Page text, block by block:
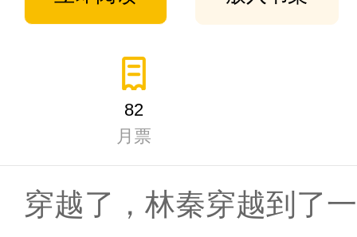
82
月票
穿越了，林秦穿越到了